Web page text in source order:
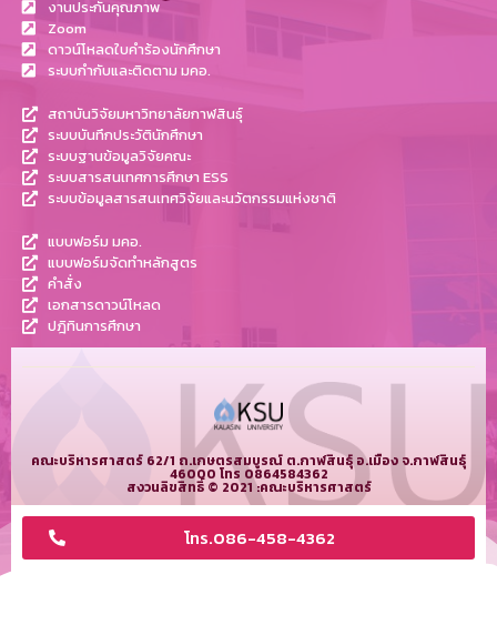
งานประกันคุณภาพ
Zoom
ดาวน์โหลดใบคำร้องนักศึกษา
ระบบกำกับและติดตาม มคอ.
สถาบันวิจัยมหาวิทยาลัยกาฬสินธุ์
ระบบบันทึกประวัตินักศึกษา
ระบบฐานข้อมูลวิจัยคณะ
ระบบสารสนเทศการศึกษา ESS
ระบบข้อมูลสารสนเทศวิจัยและนวัตกรรมแห่งชาติ
แบบฟอร์ม มคอ.
แบบฟอร์มจัดทำหลักสูตร
คำสั่ง
เอกสารดาวน์โหลด
ปฎิทินการศึกษา
คณะบริหารศาสตร์ 62/1 ถ.เกษตรสมบูรณ์ ต.กาฬสินธุ์ อ.เมือง จ.กาฬสินธุ์
46000 โทร 0864584362
สงวนลิขสิทธิ์ © 2021 :คณะบริหารศาสตร์
โทร.086-458-4362